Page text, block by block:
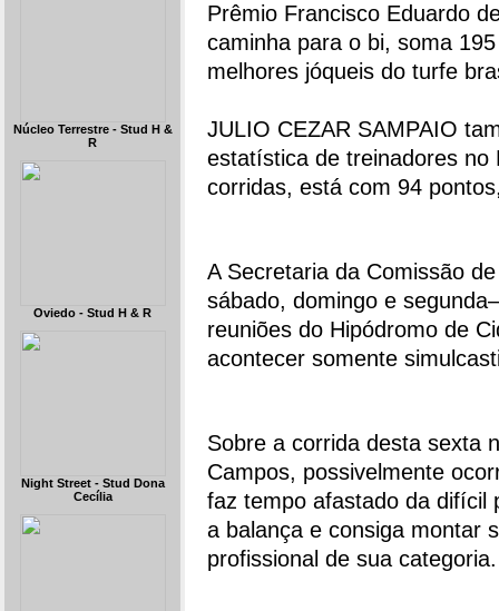
Núcleo Terrestre - Stud H &
R
Oviedo - Stud H & R
Night Street - Stud Dona
Cecília
Prêmio Francisco Eduardo
caminha para o bi, soma
melhores jóqueis do turfe
JULIO CEZAR SAMPAIO
estatística de treinadores no
corridas, está com 94
A Secretaria da Comissão
sábado, domingo e
reuniões do Hipódromo de
acontecer somente
Sobre a corrida desta sexta
Campos, possivelmente
faz tempo afastado da difícil
a balança e consiga montar
profissional de sua categoria.